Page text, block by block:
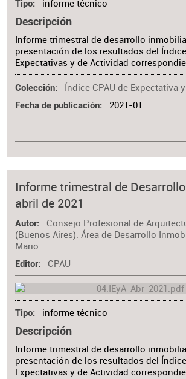
Tipo informe técnico
Descripción
Informe trimestral de desarrollo
presentación de los resultados del
Expectativas y de Actividad
Colección Índice CPAU de Expectativa
Fecha de publicación 2021-01
Informe trimestral de
abril de 2021
Autor
Consejo Profesional de
(Buenos Aires). Área de Desarrollo
Mario
Editor CPAU
Tipo informe técnico
Descripción
Informe trimestral de desarrollo
presentación de los resultados del
Expectativas y de Actividad